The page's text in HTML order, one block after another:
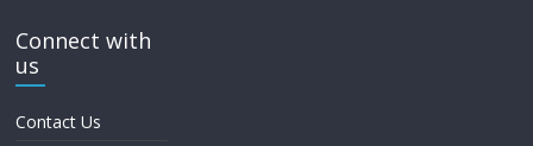
Connect with
us
Contact Us